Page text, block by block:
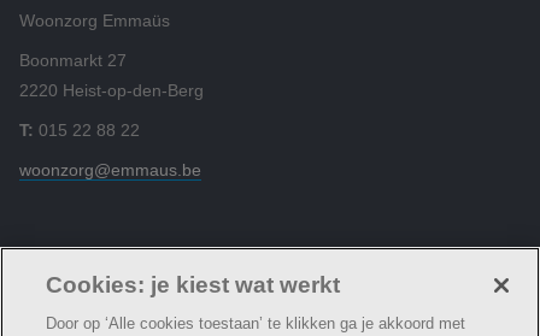
Woonzorg Emmaüs
Boonmarkt 27
2220 Heist-op-den-Berg
T: 015 22 88 22
woonzorg@emmaus.be
Cookies: je kiest wat werkt
Door op ‘Alle cookies toestaan’ te klikken ga je akkoord met